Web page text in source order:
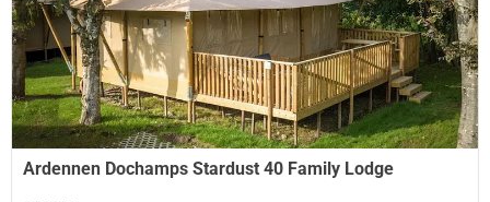
Ardennen Dochamps Stardust 40 Family Lodge